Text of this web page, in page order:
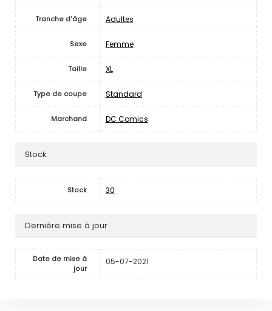
Tranche d'âge Adultes
Sexe Femme
Taille XL
Type de coupe Standard
Marchand DC Comics
Stock
Stock 30
Dernière mise à jour
Date de mise à
jour
05-07-2021